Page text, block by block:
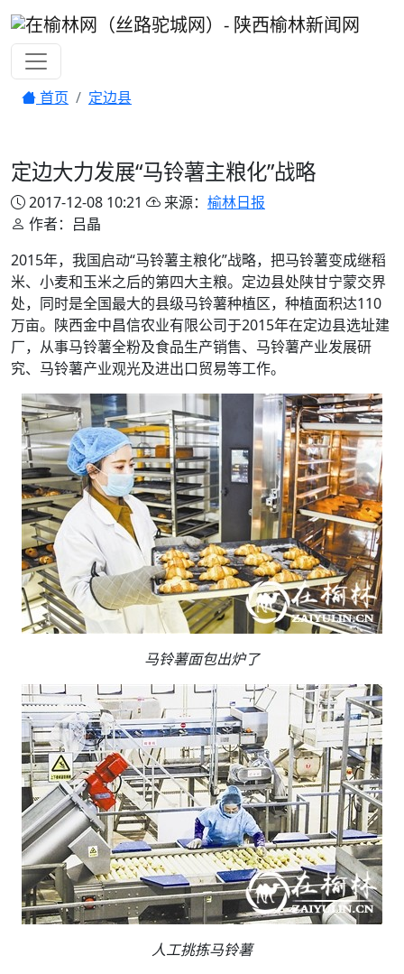
首页 定边县
定边大力发展“马铃薯主粮化”战略
2017-12-08 10:21 来源： 榆林日报
作者：吕晶
2015年，我国启动“马铃薯主粮化”战略，把马铃薯变成继稻
米、小麦和玉米之后的第四大主粮。定边县处陕甘宁蒙交界
处，同时是全国最大的县级马铃薯种植区，种植面积达110
万亩。陕西金中昌信农业有限公司于2015年在定边县选址建
厂，从事马铃薯全粉及食品生产销售、马铃薯产业发展研
究、马铃薯产业观光及进出口贸易等工作。
马铃薯面包出炉了
人工挑拣马铃薯